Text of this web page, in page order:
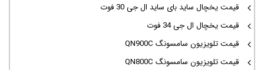
قیمت یخچال ساید بای ساید ال جی 30 فوت
قیمت یخچال ال جی 34 فوت
قیمت تلویزیون سامسونگ QN900C
قیمت تلویزیون سامسونگ QN800C